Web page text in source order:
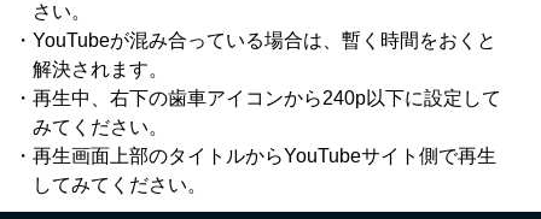
さい。
・YouTubeが混み合っている場合は、暫く時間をおくと
解決されます。
・再生中、右下の歯車アイコンから240p以下に設定して
みてください。
・再生画面上部のタイトルからYouTubeサイト側で再生
してみてください。